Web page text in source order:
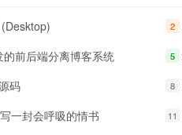
2
前后端分离博客系统 5
码 8
一封会呼吸的情书 11